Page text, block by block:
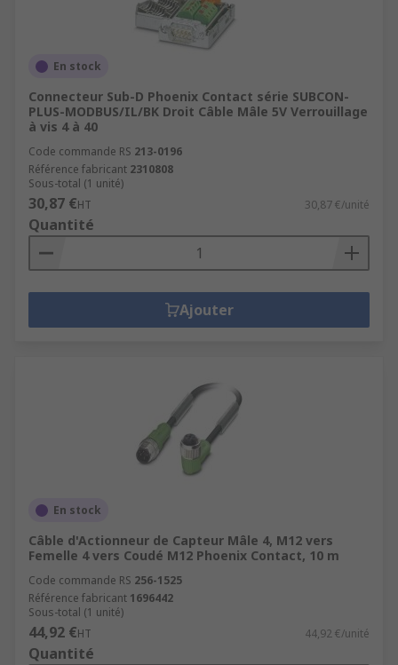
En stock
Connecteur Sub-D Phoenix Contact série SUBCON-
PLUS-MODBUS/IL/BK Droit Câble Mâle 5V Verrouillage
à vis 4 à 40
Code commande RS 213-0196
Référence fabricant 2310808
Sous-total (1 unité)
30,87 €HT 30,87 €/unité
Quantité
Ajouter
En stock
Câble d'Actionneur de Capteur Mâle 4, M12 vers
Femelle 4 vers Coudé M12 Phoenix Contact, 10 m
Code commande RS 256-1525
Référence fabricant 1696442
Sous-total (1 unité)
44,92 €HT 44,92 €/unité
Quantité